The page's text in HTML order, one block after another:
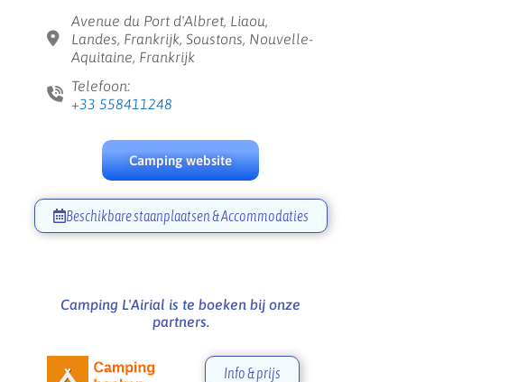
Avenue du Port d'Albret, Liaou,
Landes, Frankrijk, Soustons, Nouvelle-
Aquitaine, Frankrijk
Telefoon:
+33 558411248
Camping website
Beschikbare staanplaatsen & Accommodaties
Camping L'Airial is te boeken bij onze
partners.
Info & prijs